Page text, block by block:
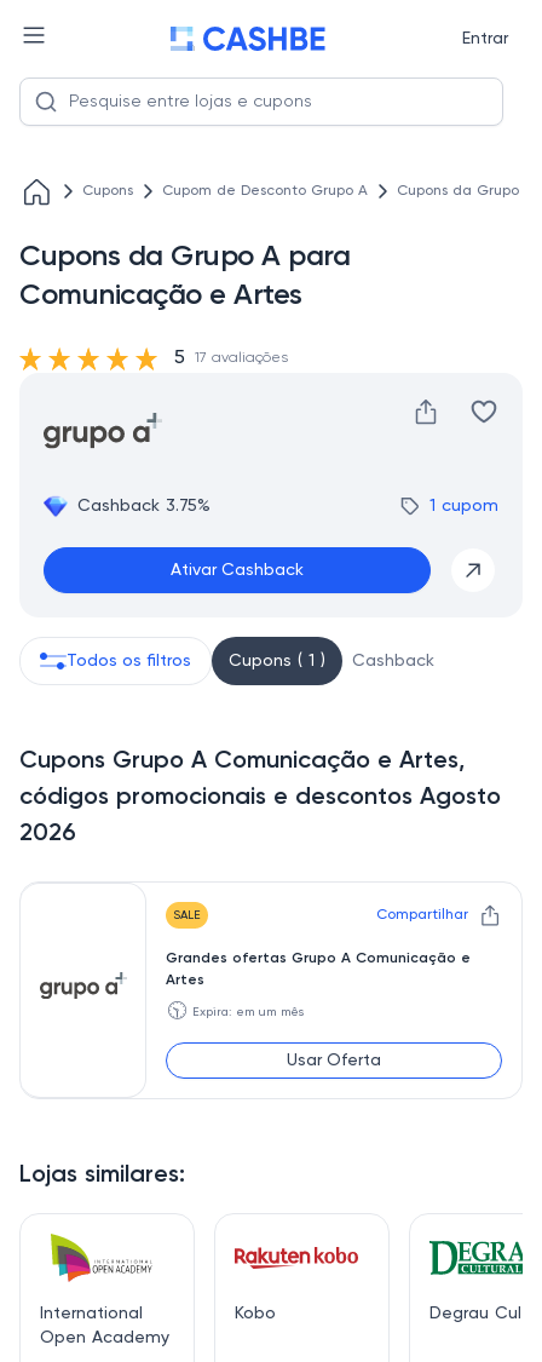
Entrar
Cupons Cupom de Desconto Grupo A Cupons da Grupo
Cupons da Grupo A para
Comunicação e Artes
Cashback 3.75% 1 cupom
Ativar Cashback
5 17 avaliações
Lojas similares:
International
Open Academy
Kobo Degrau
Todos os filtros Cupons ( 1 ) Cashback
Cupons Grupo A Comunicação e Artes,
códigos promocionais e descontos Agosto
2026
SALE Compartilhar
Grandes ofertas Grupo A Comunicação e
Artes
🕥 Expira: em um mês
Usar Oferta